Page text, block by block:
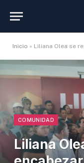
Inicio » Liliana Olea se
COMUNIDAD
Liliana